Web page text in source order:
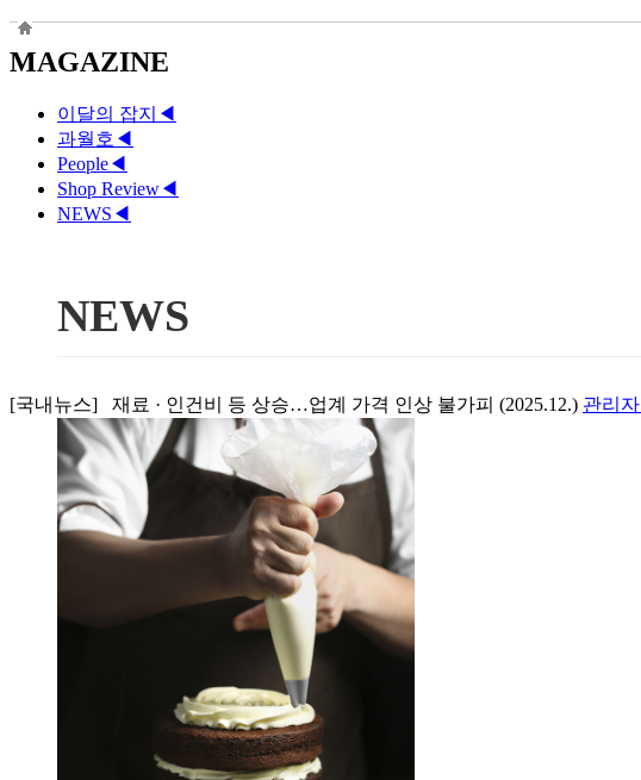
MAGAZINE
이달의 잡지 ◀
과월호 ◀
People◀
Shop Review◀
NEWS ◀
NEWS
[국내뉴스] 재료 · 인건비 등 상승…업계 가격 인상 불가피 (2025.12.) 관리자